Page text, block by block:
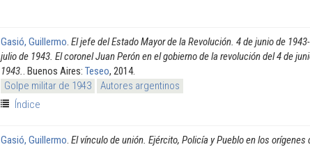
Gasió, Guillermo El jefe del Estado Mayor de la Revolución. 4 de junio de
julio de 1943. El coronel Juan Perón en el gobierno de la revolución del 4 de
1943. . Buenos Aires: Teseo, 2014.
Golpe militar de 1943
Autores argentinos
Índice
Gasió, Guillermo El vínculo de unión. Ejército, Policía y Pueblo en los orígenes